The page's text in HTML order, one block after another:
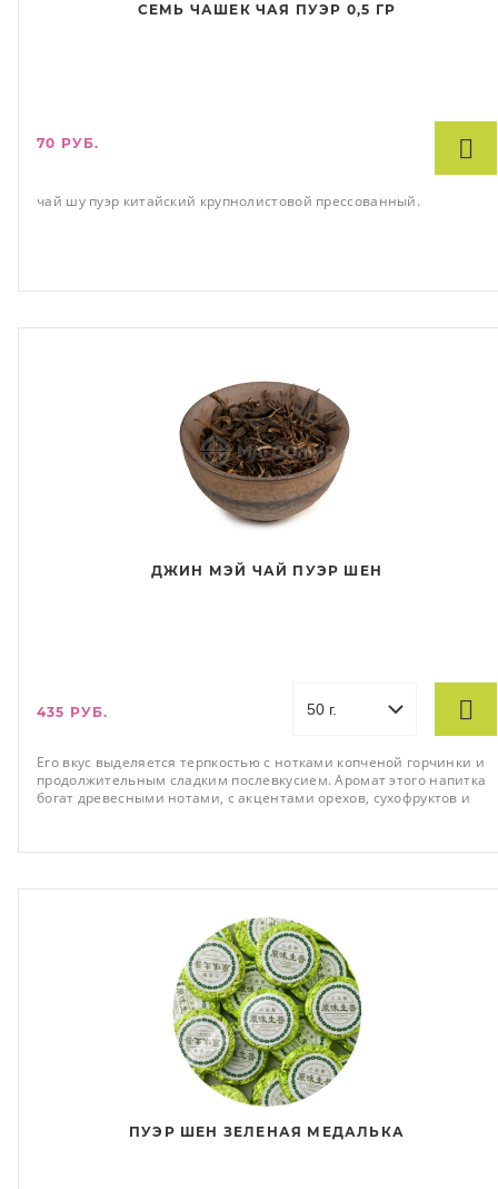
СЕМЬ ЧАШЕК ЧАЯ ПУЭР 0,5 ГР
70 РУБ.
чай шу пуэр китайский крупнолистовой прессованный.
ДЖИН МЭЙ ЧАЙ ПУЭР ШЕН
435 РУБ.
Его вкус выделяется терпкостью с нотками копченой горчинки и
продолжительным сладким послевкусием. Аромат этого напитка
богат древесными нотами, с акцентами орехов, сухофруктов и
ПУЭР ШЕН ЗЕЛЕНАЯ МЕДАЛЬКА